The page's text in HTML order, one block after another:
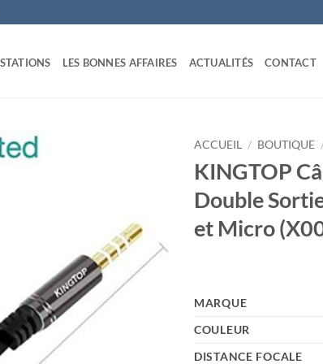
LES BONNES AFFAIRES ACTUALITÉS CONTACT
ACCUEIL / BOUTIQUE
KINGTOP
Double
et Micro
MARQUE
COULEUR
DISTANCE FOCALE